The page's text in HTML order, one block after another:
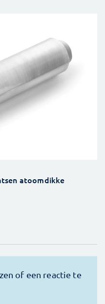
atoomdikke